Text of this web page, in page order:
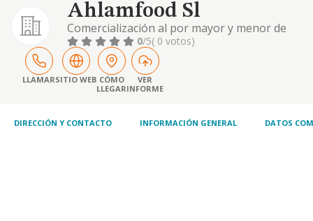
Ahlamfood Sl
Comercialización al por mayor y menor de
toda clase de productos alimenticios,
propios del hogar y complementarios,
mediante la instalación y explotación de
establecimientos comerciales, autoservicios
y tiendas tradicionales, representaciones y
artículos y
0/5( 0 votos)
LLAMARSITIO WEB CÓMO
LLEGAR
VER
INFORME
DIRECCIÓN Y CONTACTO INFORMACIÓN GENERAL DATOS